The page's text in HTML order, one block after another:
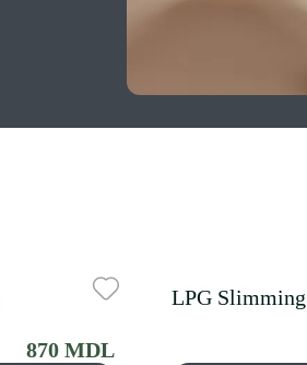
870 MDL
LPG